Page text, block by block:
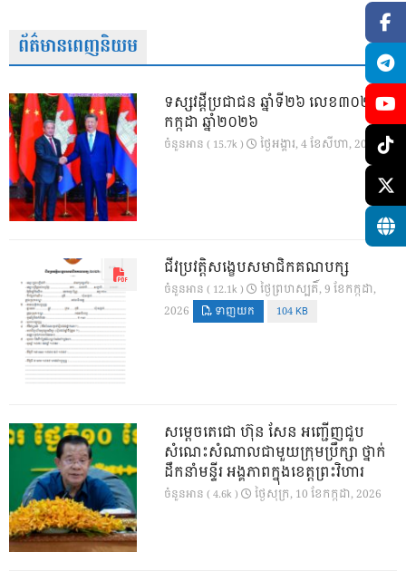
ព័ត៌មានពេញនិយម
ទស្សវដ្តីប្រជាជន ឆ្នាំទី២៦ លេខ៣០២ ខែ
កក្កដា ឆ្នាំ២០២៦
ចំនួនអាន ( 15.7k ) ថ្ងៃ​អង្គារ, 4 ខែ​សីហា, 2026
ជីវប្រវត្តិសង្ខេបសមាជិកគណបក្ស
ចំនួនអាន ( 12.1k )
ថ្ងៃ​ព្រហស្បតិ៍, 9 ខែ​កក្កដា,
2026
ទាញយក 104 KB
សម្តេចតេជោ ហ៊ុន សែន អញ្ជើញជួប
សំណេះសំណាលជាមួយក្រុមប្រឹក្សា ថ្នាក់
ដឹកនាំមន្ទីរ អង្គភាពក្នុងខេត្តព្រះវិហារ
ចំនួនអាន ( 4.6k ) ថ្ងៃ​សុក្រ, 10 ខែ​កក្កដា, 2026